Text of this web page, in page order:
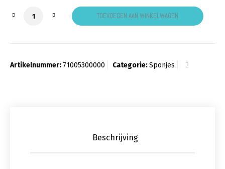
Grimas Make up Spons rond aantal
TOEVOEGEN AAN WINKELWAGEN
Artikelnummer: 71005300000 Categorie:Sponjes
Beschrijving